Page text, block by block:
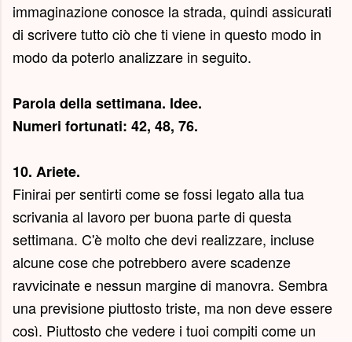
immaginazione conosce la strada, quindi assicurati
di scrivere tutto ciò che ti viene in questo modo in
modo da poterlo analizzare in seguito.
Parola della settimana. Idee.
Numeri fortunati: 42, 48, 76.
10. Ariete.
Finirai per sentirti come se fossi legato alla tua
scrivania al lavoro per buona parte di questa
settimana. C'è molto che devi realizzare, incluse
alcune cose che potrebbero avere scadenze
ravvicinate e nessun margine di manovra. Sembra
una previsione piuttosto triste, ma non deve essere
così. Piuttosto che vedere i tuoi compiti come un